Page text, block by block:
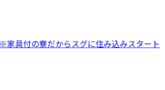
の寮だからスグに住み込みスタート